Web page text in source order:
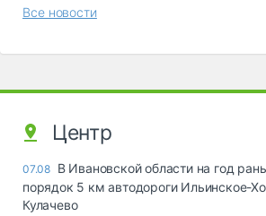
Все новости
Центр
07.08 В Ивановской области на год
порядок 5 км автодороги Ильинское-
Кулачево